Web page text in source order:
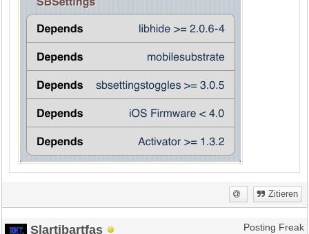
Zitieren
Slartibartfas Posting Freak